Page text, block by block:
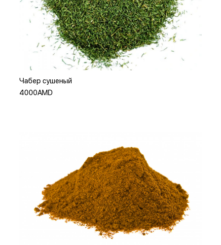
Чабер сушеный
4000AMD
Добавить в корзину
Добавить в корзину